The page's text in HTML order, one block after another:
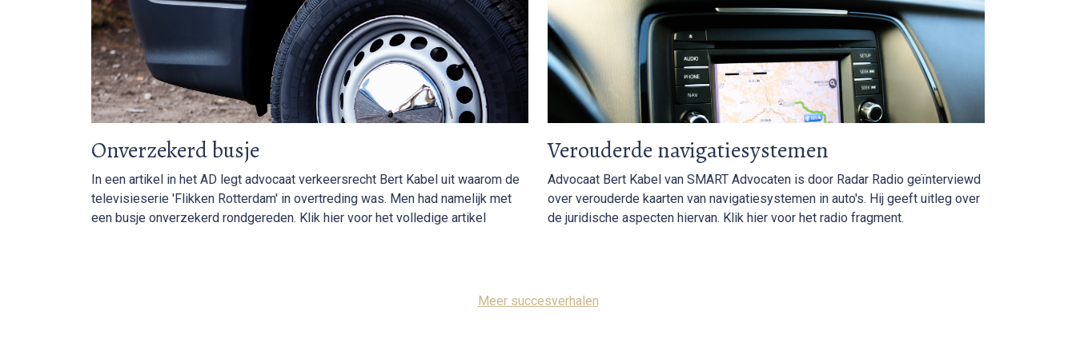
Onverzekerd busje
In een artikel in het AD legt advocaat verkeersrecht Bert Kabel uit waarom de
televisieserie 'Flikken Rotterdam' in overtreding was. Men had namelijk met
een busje onverzekerd rondgereden. Klik hier voor het volledige artikel
Verouderde navigatiesystemen
Advocaat Bert Kabel van SMART Advocaten is door Radar Radio geïnterviewd
over verouderde kaarten van navigatiesystemen in auto's. Hij geeft uitleg over
de juridische aspecten hiervan. Klik hier voor het radio fragment.
Meer succesverhalen